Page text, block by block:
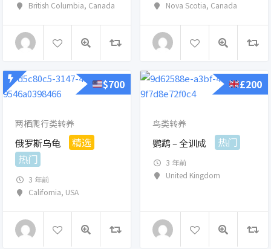
British Columbia, Canada
Nova Scotia, Canada
$700
两栖爬行类转养
俄罗斯乌龟
精选
热门
3 年前
California, USA
£200
鸟类转养
鹦鹉 – 全训成 热门
3 年前
United Kingdom